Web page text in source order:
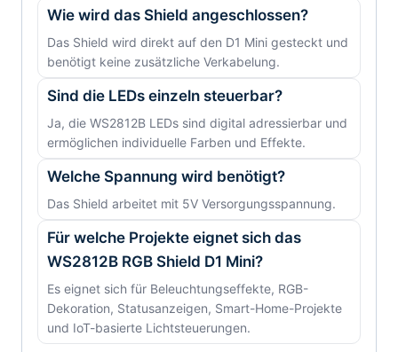
Wie wird das Shield angeschlossen?
Das Shield wird direkt auf den D1 Mini gesteckt und
benötigt keine zusätzliche Verkabelung.
Sind die LEDs einzeln steuerbar?
Ja, die WS2812B LEDs sind digital adressierbar und
ermöglichen individuelle Farben und Effekte.
Welche Spannung wird benötigt?
Das Shield arbeitet mit 5V Versorgungsspannung.
Für welche Projekte eignet sich das
WS2812B RGB Shield D1 Mini?
Es eignet sich für Beleuchtungseffekte, RGB-
Dekoration, Statusanzeigen, Smart-Home-Projekte
und IoT-basierte Lichtsteuerungen.